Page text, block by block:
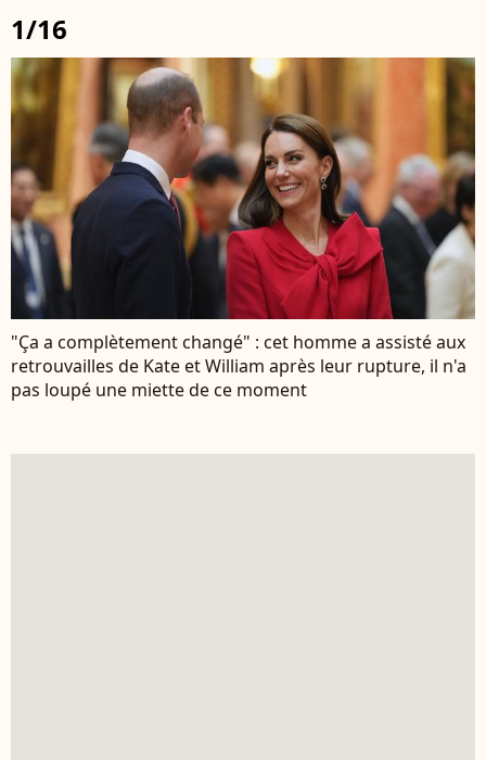
1/16
"Ça a complètement changé" : cet homme a assisté aux
retrouvailles de Kate et William après leur rupture, il n'a
pas loupé une miette de ce moment